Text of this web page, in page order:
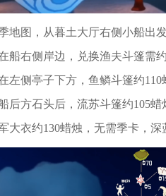
地图，从暮土大厅右侧小船出
船右侧岸边，兑换渔夫斗篷需
左侧亭子下方，鱼鳞斗篷约
后方石头后，流苏斗篷约105
大衣约130蜡烛，无需季卡，